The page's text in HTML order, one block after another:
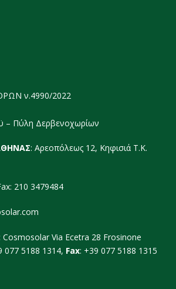
ν.4990/2022
– Πύλη Δερβενοχωρίων
: Αρεοπόλεως 12, Κηφισιά Τ.Κ.
210 3479484
Cosmosolar Via Ecetra 28 Frosinone
077 5188 1314, Fax: +39 077 5188 1315